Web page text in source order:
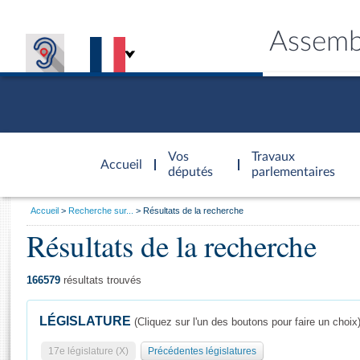
Accueil
d'accueil
Vos
députés
Travaux
parlementaires
Général
Vous
Accueil Recherche sur... Résultats de la recherche
Résultats de la recherche
166579 résultats trouvés
LÉGISLATURE (Cliquez sur l'un des boutons pour faire un choix)
17e législature (X) Précédentes législatures